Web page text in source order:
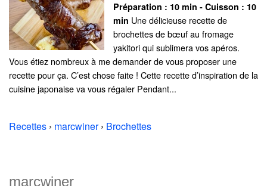
Préparation : 10 min - Cuisson : 10
min Une délicieuse recette de
brochettes de bœuf au fromage
yakitori qui sublimera vos apéros.
Vous étiez nombreux à me demander de vous proposer une
recette pour ça. C’est chose faite ! Cette recette d’inspiration de la
cuisine japonaise va vous régaler Pendant...
Recettes › marcwiner› Brochettes
marcwiner